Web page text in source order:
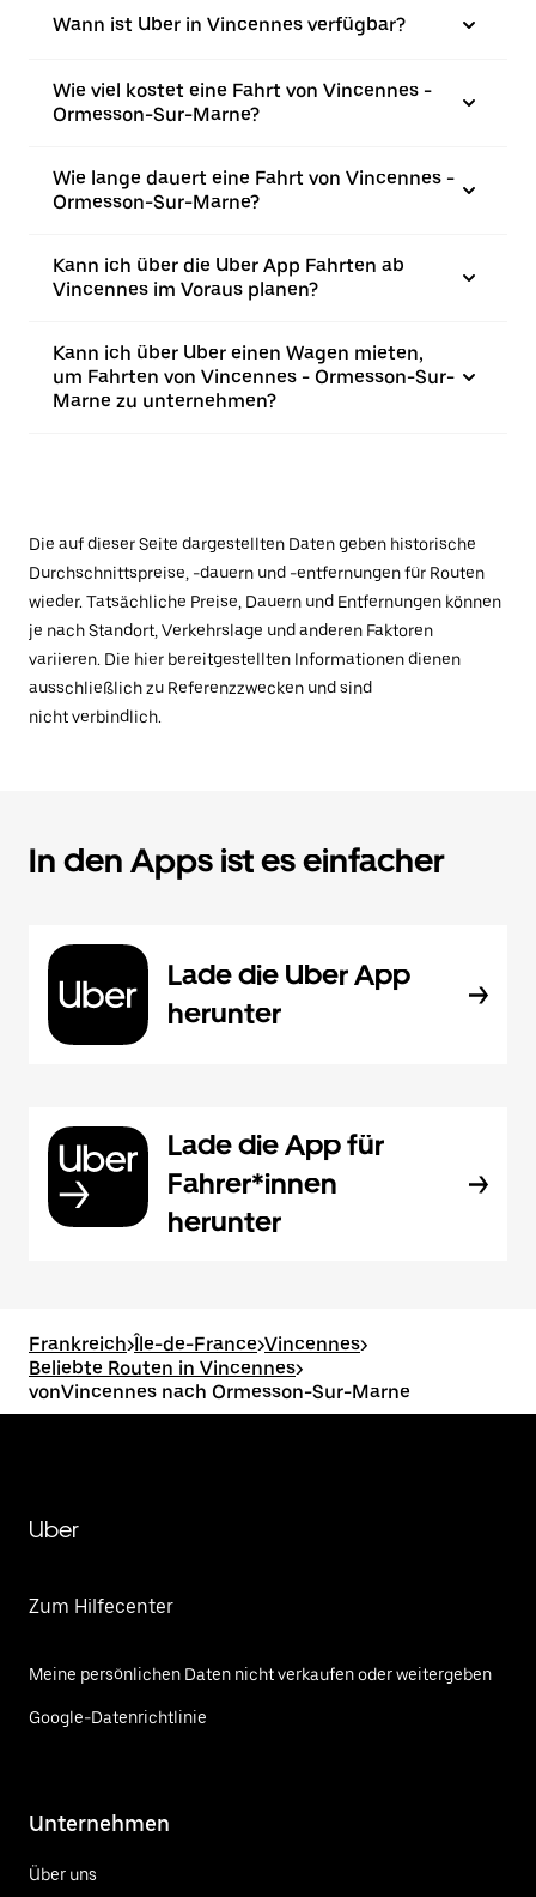
Wann ist Uber in Vincennes verfügbar?
Wie viel kostet eine Fahrt von Vincennes -
Ormesson-Sur-Marne?
Wie lange dauert eine Fahrt von Vincennes -
Ormesson-Sur-Marne?
Kann ich über die Uber App Fahrten ab
Vincennes im Voraus planen?
Kann ich über Uber einen Wagen mieten,
um Fahrten von Vincennes - Ormesson-Sur-
Marne zu unternehmen?
Die auf dieser Seite dargestellten Daten geben historische
Durchschnittspreise, -dauern und -entfernungen für Routen
wieder. Tatsächliche Preise, Dauern und Entfernungen können
je nach Standort, Verkehrslage und anderen Faktoren
variieren. Die hier bereitgestellten Informationen dienen
ausschließlich zu Referenzzwecken und sind
nicht verbindlich.
In den Apps ist es einfacher
Lade die Uber App
herunter
Lade die App für
Fahrer*innen
herunter
Frankreich>Île-de-France>Vincennes>
Beliebte Routen in Vincennes>
vonVincennes nach Ormesson-Sur-Marne
Uber
Zum Hilfecenter
Meine persönlichen Daten nicht verkaufen oder weitergeben
Google-Datenrichtlinie
Unternehmen
Über uns